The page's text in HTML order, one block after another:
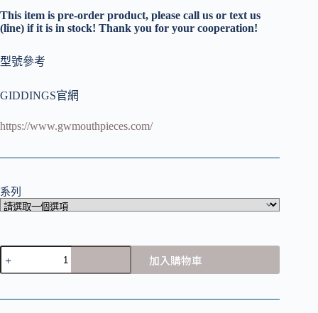
This item is pre-order product, please call us or text us
(line) if it is in stock! Thank you for your cooperation!
型號參考
GIDDINGS官網
https://www.gwmouthpieces.com/
系列
GIDDINGS
Tuba
Mouthpiece
加入購物車